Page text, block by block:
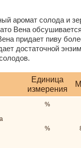
аромат солода и
Вена
придает пиву
достаточной
Единица
измерения
%
%